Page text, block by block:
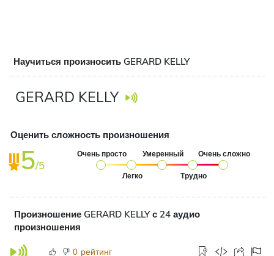
Научиться произносить GERARD KELLY
GERARD KELLY
Оценить сложность произношения
5/5
Очень просто
Легко
Умеренный
Трудно
Очень сложно
Произношение GERARD KELLY с 24 аудио
произношения
0 рейтинг